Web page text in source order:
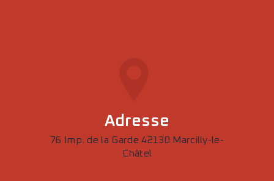
Adresse
76 Imp. de la Garde 42130 Marcilly-le-
Châtel